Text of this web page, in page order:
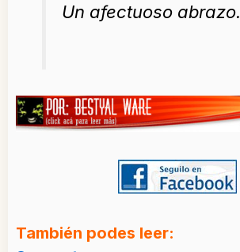
Un afectuoso abrazo.
También podes leer: